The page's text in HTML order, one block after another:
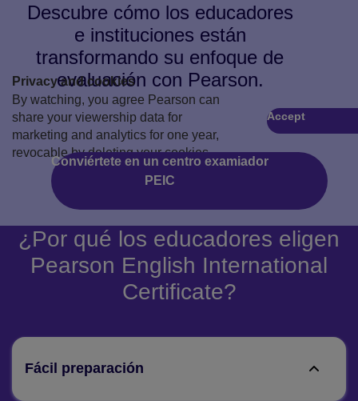
Descubre cómo los educadores
e instituciones están
transformando su enfoque de
evaluación con Pearson.
Reproducir
Privacy and cookies
By watching, you agree Pearson can
share your viewership data for
marketing and analytics for one year,
revocable by deleting your cookies.
Accept
Conviértete en un centro examiador
PEIC
¿Por qué los educadores eligen
Pearson English International
Certificate?
Fácil preparación